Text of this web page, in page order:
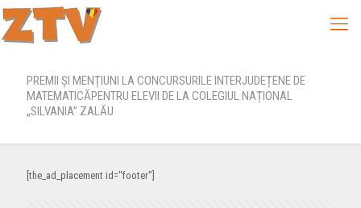
PREMII ȘI MENȚIUNI LA CONCURSURILE INTERJUDEȚENE DE
MATEMATICĂPENTRU ELEVII DE LA COLEGIUL NAȚIONAL
„SILVANIA” ZALĂU
[the_ad_placement id="footer"]